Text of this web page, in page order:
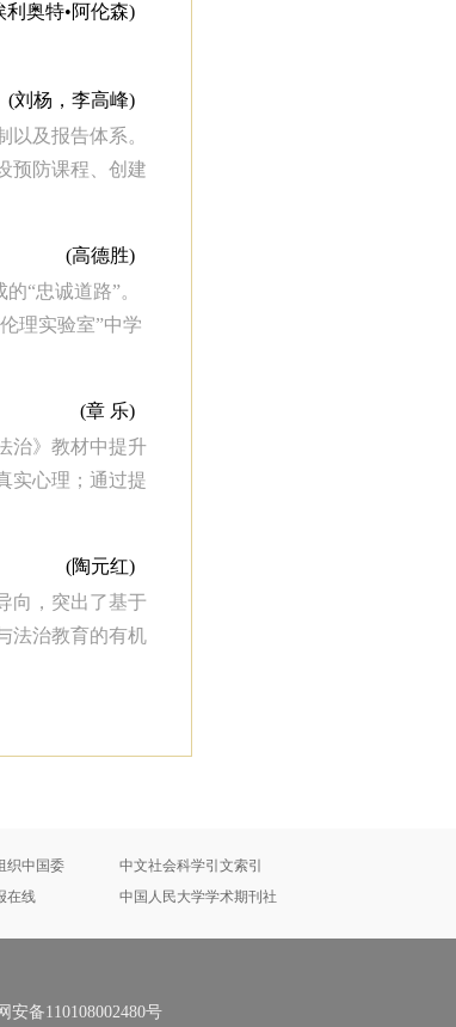
奥特•阿伦森)
(刘杨，李高峰)
及报告体系。
预防课程、创建
(高德胜)
“忠诚道路”。
理实验室”中学
(章 乐)
治》教材中提升
实心理；通过提
(陶元红)
向，突出了基于
法治教育的有机
织中国委
中文社会科学引文索引
在线 中国人民大学学术期刊社
备110108002480号